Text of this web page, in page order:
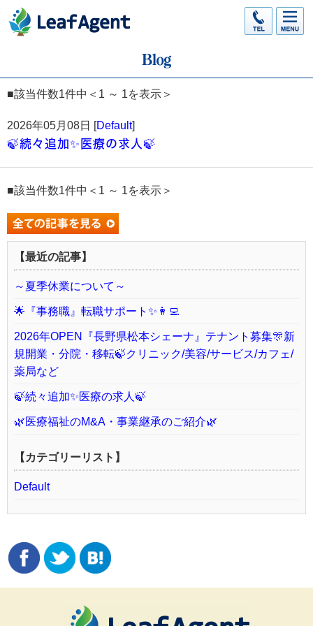
■該当件数1件中＜1 ～ 1を表示＞
2026年05月08日 [Default]
🍃続々追加✨医療の求人🍃
■該当件数1件中＜1 ～ 1を表示＞
【最近の記事】
～夏季休業について～
🌟『事務職』転職サポート✨👩‍💻
2026年OPEN『長野県松本シェーナ』テナント募集🎊新
規開業・分院・移転🍃クリニック/美容/サービス/カフェ/
薬局など
🍃続々追加✨医療の求人🍃
🌿医療福祉のM&A・事業継承のご紹介🌿
【カテゴリーリスト】
Default